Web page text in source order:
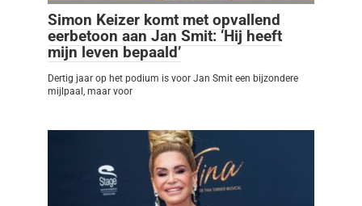
Simon Keizer komt met opvallend
eerbetoon aan Jan Smit: ‘Hij heeft
mijn leven bepaald’
Dertig jaar op het podium is voor Jan Smit een bijzondere
mijlpaal, maar voor